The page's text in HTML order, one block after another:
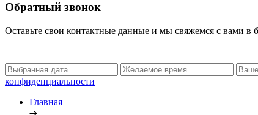
Обратный звонок
Оставьте свои контактные данные и мы свяжемся с вами в
конфиденциальности
Главная